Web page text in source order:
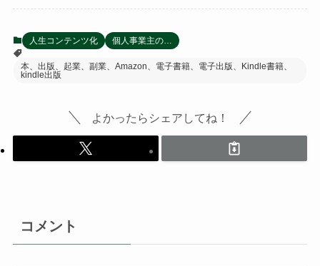
人生コンテンツ化 個人事業主の…
本、出版、起業、副業、Amazon、電子書籍、電子出版、Kindle書籍、
kindle出版
よかったらシェアしてね！
コメント